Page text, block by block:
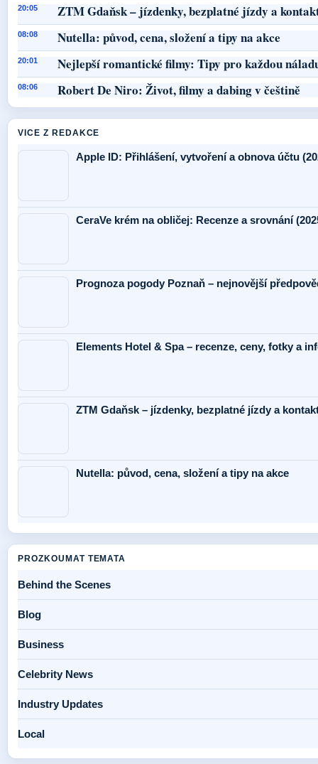
20:05 ZTM Gdaňsk – jízdenky, bezplatné jízdy a
08:08 Nutella: původ, cena, složení a tipy na akce
20:01 Nejlepší romantické filmy: Tipy pro každou
08:06 Robert De Niro: Život, filmy a dabing v češtině
VICE Z REDAKCE
Apple ID: Přihlášení, vytvoření a obnova účtu
CeraVe krém na obličej: Recenze a srovnání
Prognoza pogody Poznaň – nejnovější
Elements Hotel & Spa – recenze, ceny, fotky a
ZTM Gdaňsk – jízdenky, bezplatné jízdy a
Nutella: původ, cena, složení a tipy na akce
PROZKOUMAT TEMATA
Behind the Scenes
Blog
Business
Celebrity News
Industry Updates
Local